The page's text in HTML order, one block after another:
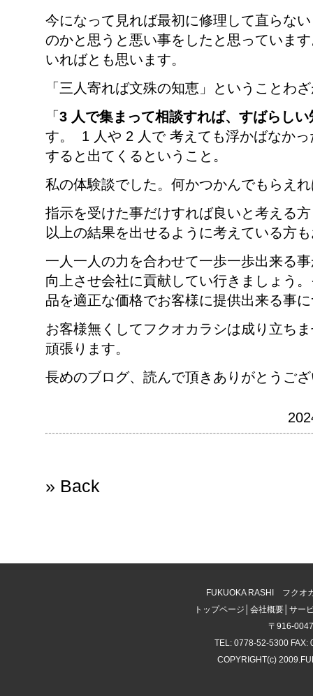
今になって見れば最初に修理して直らな
のかと思うと悪い事をしたと思っていま
いればとも思います。
「三人寄れば文殊の知恵」ということわ
「 3 人で集まって相談すれば、すばらし
す。 1 人や 2 人で 考えても浮かばなか
すると出てくるということ。
私の体験談でした。何かつかんでもらえ
指示を受けた事だけすれば良いと考える
以上の結果を出せるように考えている方
一人一人の力を合わせて一歩一歩出来る
向上させ会社に貢献してい行きましょう
品を適正な価格でお客様に提供出来る事
お客様無くしてフクオカラシは成り立ち
頑張ります。
長めのブログ、読んで頂きありがとうご
» Back
FUKUOKA RASHI フクオ
トップページ
会社概要 サー
〒916-
TEL: 0778-52-5300 FAX:
COPYRIGHT(c)